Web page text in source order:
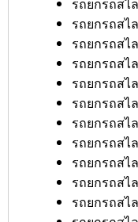
รถยกรถสไ
รถยกรถสไ
รถยกรถสไ
รถยกรถสไ
รถยกรถสไ
รถยกรถสไ
รถยกรถสไ
รถยกรถสไ
รถยกรถสไ
รถยกรถสไ